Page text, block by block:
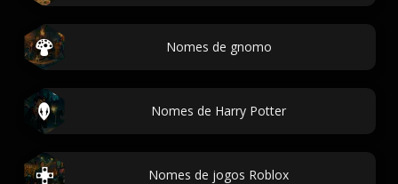
Nomes de gnomo
Nomes de Harry Potter
Nomes de jogos Roblox